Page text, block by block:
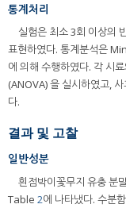
통계처리
실험은 최소 3회 이상의
표현하였다. 통계분석은
에 의해 수행하였다. 각 시
(ANOVA) 을 실시하였고,
다.
결과 및 고찰
일반성분
흰점박이꽃무지 유충 분
Table 2에 나타냈다. 수분